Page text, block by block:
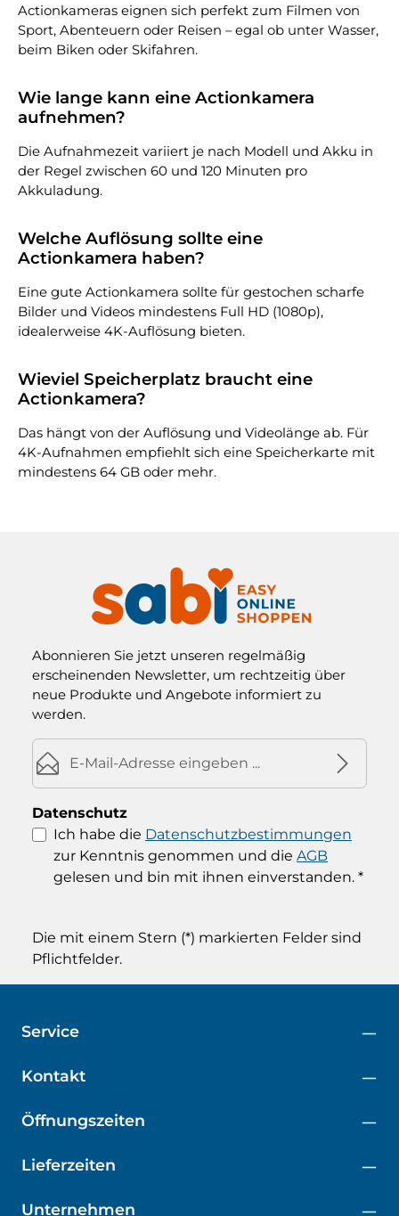
Actionkameras eignen sich perfekt zum Filmen von
Sport, Abenteuern oder Reisen – egal ob unter Wasser,
beim Biken oder Skifahren.
Wie lange kann eine Actionkamera
aufnehmen?
Die Aufnahmezeit variiert je nach Modell und Akku in
der Regel zwischen 60 und 120 Minuten pro
Akkuladung.
Welche Auflösung sollte eine
Actionkamera haben?
Eine gute Actionkamera sollte für gestochen scharfe
Bilder und Videos mindestens Full HD (1080p),
idealerweise 4K-Auflösung bieten.
Wieviel Speicherplatz braucht eine
Actionkamera?
Das hängt von der Auflösung und Videolänge ab. Für
4K-Aufnahmen empfiehlt sich eine Speicherkarte mit
mindestens 64 GB oder mehr.
Abonnieren Sie jetzt unseren regelmäßig
erscheinenden Newsletter, um rechtzeitig über
neue Produkte und Angebote informiert zu
werden.
E-Mail-Adresse*
Datenschutz
Ich habe die Datenschutzbestimmungen
zur Kenntnis genommen und die AGB
gelesen und bin mit ihnen einverstanden. *
Die mit einem Stern (*) markierten Felder sind
Pflichtfelder.
Kontakt
Öffnungszeiten
Service
Unternehmen
Lieferzeiten